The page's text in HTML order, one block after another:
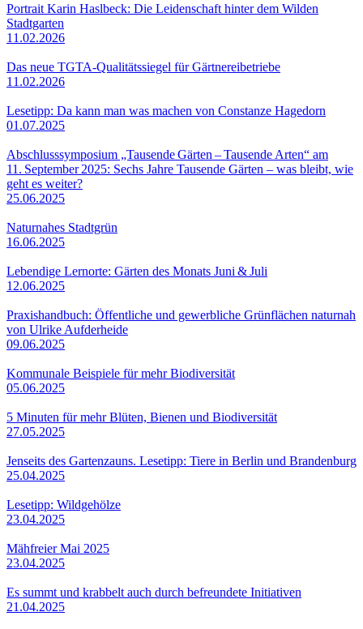
Portrait Karin Haslbeck: Die Leidenschaft hinter dem Wilden
Stadtgarten
11.02.2026
Das neue TGTA-Qualitätssiegel für Gärtnereibetriebe
11.02.2026
Lesetipp: Da kann man was machen von Constanze Hagedorn
01.07.2025
Abschlusssymposium „Tausende Gärten – Tausende Arten“ am
11. September 2025: Sechs Jahre Tausende Gärten – was bleibt, wie
geht es weiter?
25.06.2025
Naturnahes Stadtgrün
16.06.2025
Lebendige Lernorte: Gärten des Monats Juni & Juli
12.06.2025
Praxishandbuch: Öffentliche und gewerbliche Grünflächen naturnah
von Ulrike Aufderheide
09.06.2025
Kommunale Beispiele für mehr Biodiversität
05.06.2025
5 Minuten für mehr Blüten, Bienen und Biodiversität
27.05.2025
Jenseits des Gartenzauns. Lesetipp: Tiere in Berlin und Brandenburg
25.04.2025
Lesetipp: Wildgehölze
23.04.2025
Mähfreier Mai 2025
23.04.2025
Es summt und krabbelt auch durch befreundete Initiativen
21.04.2025